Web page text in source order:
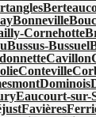
Bonneville
Cornehotte
Bussus-Bussuel
Cavillon
Conteville
Dominois
Eaucourt-sur-
Favières